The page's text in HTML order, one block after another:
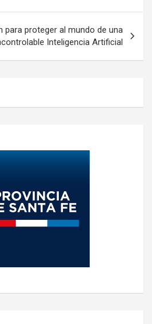
para proteger al mundo de una
Inteligencia Artificial